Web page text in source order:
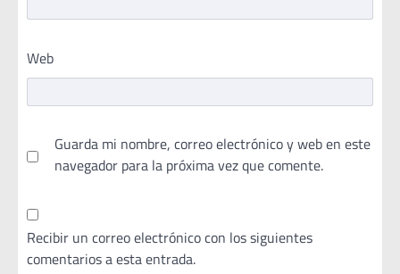
Web
Guarda mi nombre, correo electrónico y web en este
navegador para la próxima vez que comente.
Recibir un correo electrónico con los siguientes
comentarios a esta entrada.